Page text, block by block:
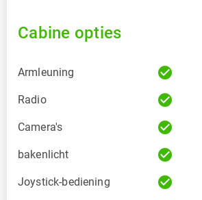
Cabine opties
Armleuning check_circle
Radio check_circle
Camera's check_circle
bakenlicht check_circle
Joystick-bediening check_circle